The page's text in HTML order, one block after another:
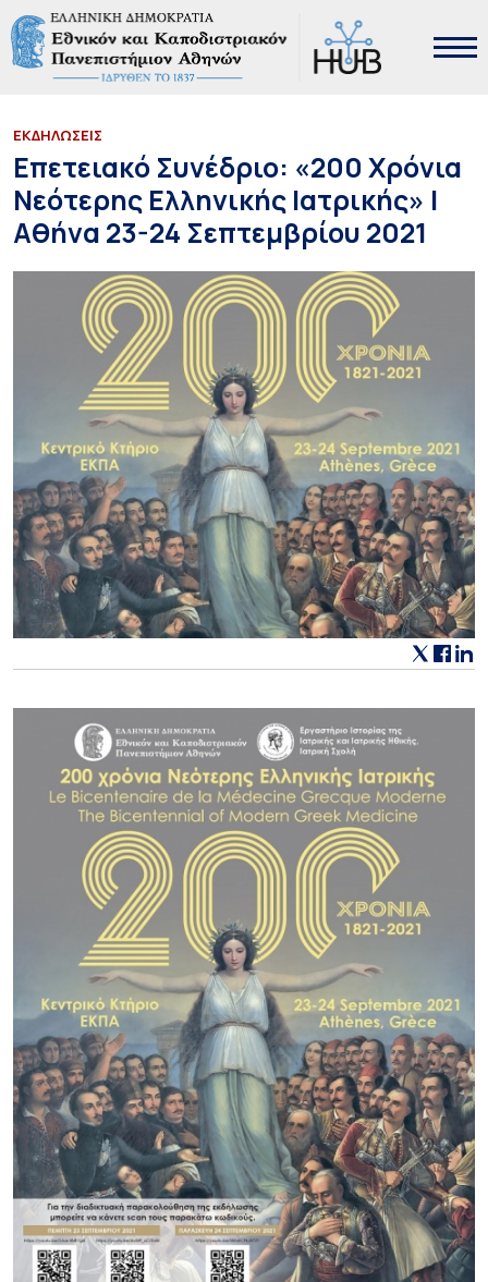
ΕΚΔΗΛΩΣΕΙΣ
Επετειακό Συνέδριο: «200 Χρόνια
Νεότερης Ελληνικής Ιατρικής» |
Αθήνα 23-24 Σεπτεμβρίου 2021